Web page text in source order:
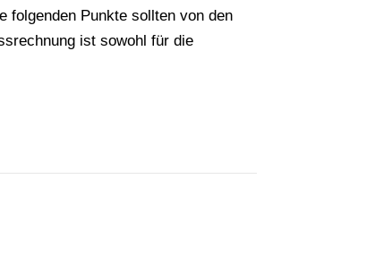
folgenden Punkte sollten von den
ist sowohl für die